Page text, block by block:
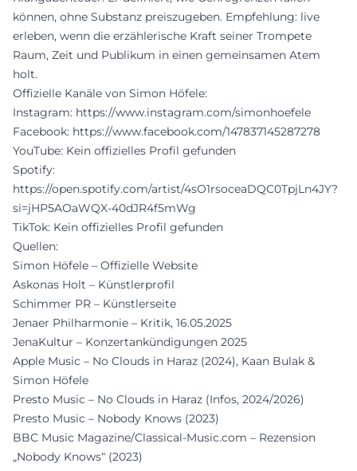
können, ohne Substanz preiszugeben. Empfehlung: live
erleben, wenn die erzählerische Kraft seiner Trompete
Raum, Zeit und Publikum in einen gemeinsamen Atem
holt.
Offizielle Kanäle von Simon Höfele:
Instagram: https://www.instagram.com/simonhoefele
Facebook: https://www.facebook.com/147837145287278
YouTube: Kein offizielles Profil gefunden
Spotify:
https://open.spotify.com/artist/4sO1rsoceaDQC0TpjLn4JY?
si=jHP5AOaWQX-40dJR4f5mWg
TikTok: Kein offizielles Profil gefunden
Quellen:
Simon Höfele – Offizielle Website
Askonas Holt – Künstlerprofil
Schimmer PR – Künstlerseite
Jenaer Philharmonie – Kritik, 16.05.2025
JenaKultur – Konzertankündigungen 2025
Apple Music – No Clouds in Haraz (2024), Kaan Bulak &
Simon Höfele
Presto Music – No Clouds in Haraz (Infos, 2024/2026)
Presto Music – Nobody Knows (2023)
BBC Music Magazine/Classical-Music.com – Rezension
„Nobody Knows“ (2023)